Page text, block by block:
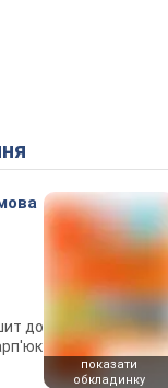
до
показати
обкладинку